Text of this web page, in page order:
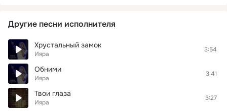
Другие песни исполнителя
Хрустальный замок
Ияра
3:54
Обними
Ияра
3:41
Твои глаза
Ияра
3:27